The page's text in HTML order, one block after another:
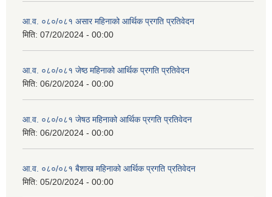
आ.व. ०८०/०८१ असार महिनाको आर्थिक प्रगति प्रतिवेदन
मिति: 07/20/2024 - 00:00
आ.व. ०८०/०८१ जेष्ठ महिनाको आर्थिक प्रगति प्रतिवेदन
मिति: 06/20/2024 - 00:00
आ.व. ०८०/०८१ जेषठ महिनाको आर्थिक प्रगति प्रतिवेदन
मिति: 06/20/2024 - 00:00
आ.व. ०८०/०८१ बैशाख महिनाको आर्थिक प्रगति प्रतिवेदन
मिति: 05/20/2024 - 00:00